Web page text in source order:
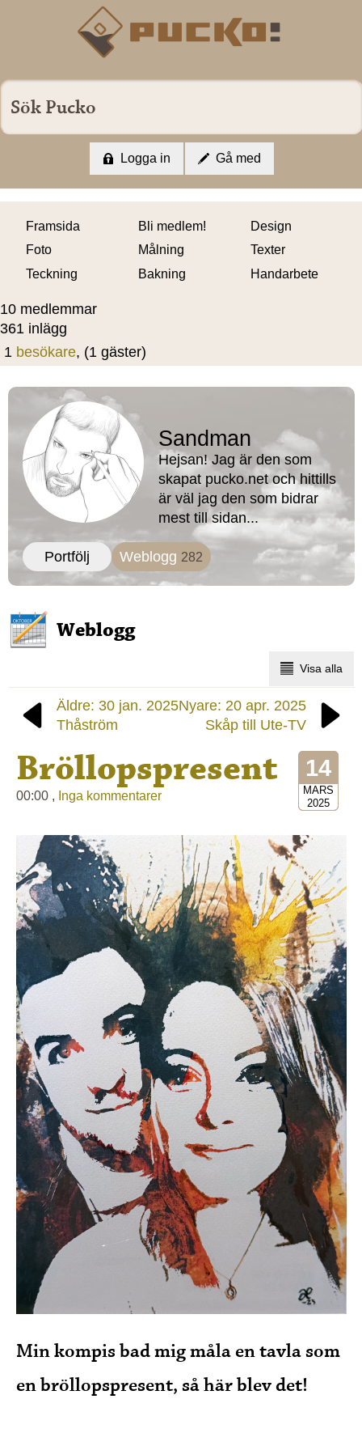
Framsida Bli medlem!
Design
Foto
Målning
Texter
Teckning
Bakning Handarbete
10 medlemmar
361 inlägg
1 besökare, (1 gäster)
Logga in Gå med
Sandman
Hejsan! Jag är den som
skapat pucko.net och hittills
är väl jag den som bidrar
mest till sidan...
Portfölj Weblogg 282
Weblogg
Visa alla
Äldre: 30 jan. 2025
Thåström
Nyare: 20 apr. 2025
Skåp till Ute-TV
14
MARS
2025
Bröllopspresent
00:00 , Inga kommentarer
Min kompis bad mig måla en tavla som
en bröllopspresent, så här blev det!